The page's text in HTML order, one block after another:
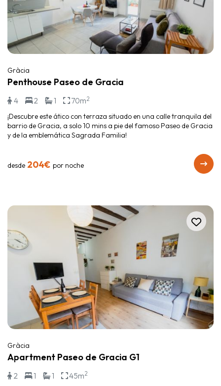
Gràcia
Penthouse Paseo de Gracia
4 2 1 70m2
¡Descubre este ático con terraza situado en una calle tranquila del
barrio de Gracia, a solo 10 mins a pie del famoso Paseo de Gracia
y de la emblemática Sagrada Familia!
desde 204€ por noche
Gràcia
Apartment Paseo de Gracia G1
2 1 1 45m2